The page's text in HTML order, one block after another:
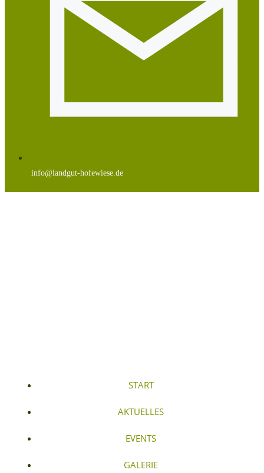
info@landgut-hofewiese.de
START
AKTUELLES
EVENTS
GALERIE